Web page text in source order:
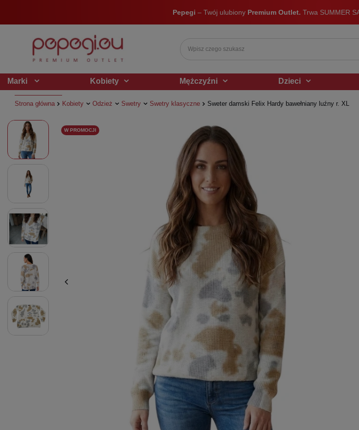
Pepegi – Twój ulubiony Premium Outlet. Trwa SUMMER
Marki Kobiety Mężczyźni Dzieci
Strona główna Kobiety Odzież Swetry Swetry klasyczne Sweter damski Felix Hardy bawełniany luźny r. XL
W PROMOCJI